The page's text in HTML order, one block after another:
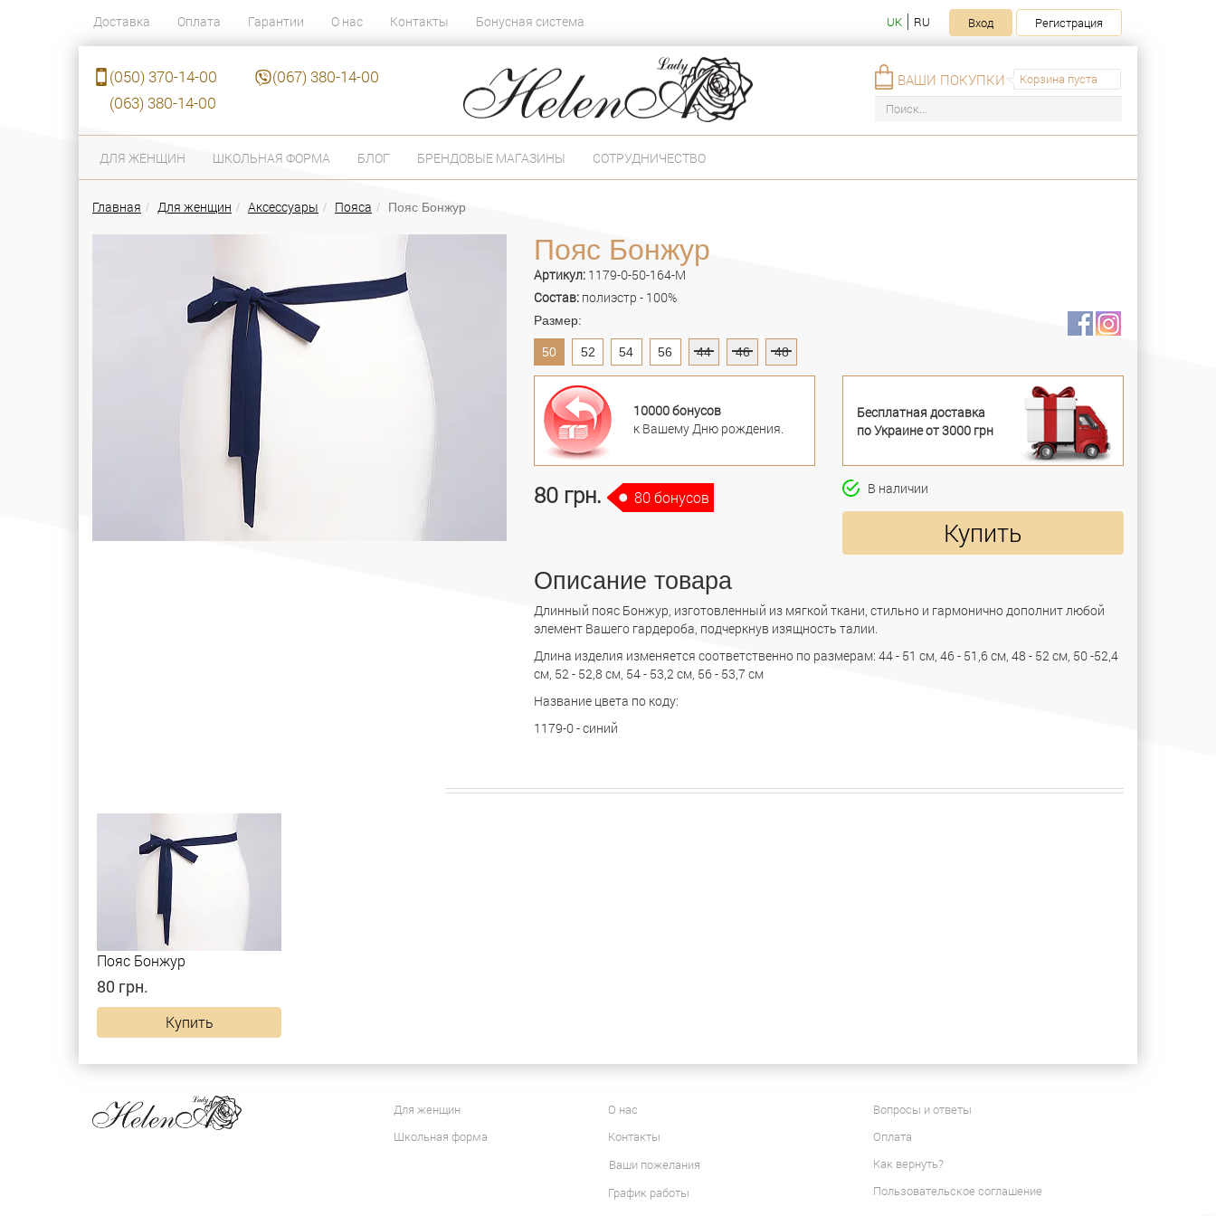
Доставка Оплата Гарантии О нас Контакты Бонусная система UK RU Вход Регистрация
(050) 370-14-00
(067) 380-14-00
(063) 380-14-00
Корзина пуста
ВАШИ ПОКУПКИ
ДЛЯ ЖЕНЩИН ШКОЛЬНАЯ ФОРМА БЛОГ БРЕНДОВЫЕ МАГАЗИНЫ СОТРУДНИЧЕСТВО
Главная Для женщин Аксессуары Пояса Пояс Бонжур
Пояс Бонжур
Артикул: 1179-0-50-164-M
Состав: полиэстр - 100%
Размер:
50 52 54 56 44 46 48
10000 бонусов
к Вашему Дню рождения.
Бесплатная доставка
по Украине от 3000 грн
80 грн. 80 бонусов В наличии
Купить
Описание товара
Длинный пояс Бонжур, изготовленный из мягкой ткани, стильно и гармонично дополнит любой
элемент Вашего гардероба, подчеркнув изящность талии.
Длина изделия изменяется соответственно по размерам: 44 - 51 см, 46 - 51,6 см, 48 - 52 см, 50 -52,4
см, 52 - 52,8 см, 54 - 53,2 см, 56 - 53,7 см
Название цвета по коду:
1179-0 - синий
Пояс Бонжур
80 грн.
Купить
Для женщин
Школьная форма
О нас
Контакты
Ваши пожелания
График работы
Вопросы и ответы
Оплата
Как вернуть?
Пользовательское соглашение